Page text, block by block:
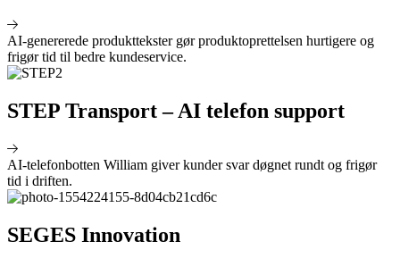
AI-genererede produkttekster gør produktoprettelsen hurtigere og
frigør tid til bedre kundeservice.
STEP Transport – AI telefon support
AI-telefonbotten William giver kunder svar døgnet rundt og frigør
tid i driften.
SEGES Innovation